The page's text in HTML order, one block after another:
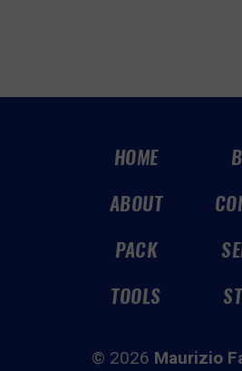
HOME
ABOUT
PACK
TOOLS
© 2026 Maurizio